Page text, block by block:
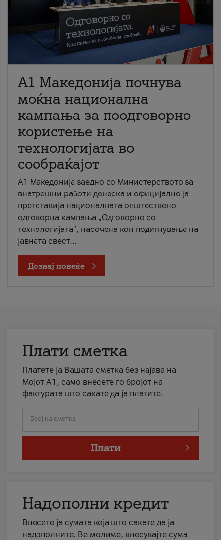
A1 Македонија почнува
моќна национална
кампања за поодговорно
користење на
технологијата во
сообраќајот
A1 Македонија заедно со Министерството за
внатрешни работи денеска и официјално ја
претставија националната општествено
одговорна кампања „Одговорно со
технологијата“, насочена кон подигнување на
јавната свест...
Дознај повеќе
Плати сметка
Платете ја Вашата сметка без најава на
Мојот А1, само внесете го бројот на
фактурата што сакате да ја платите.
Број на сметка
Плати
Надополни кредит
Внесете ја сумата која што сакате да ја
надополните. Ве молиме, внесувајте сума